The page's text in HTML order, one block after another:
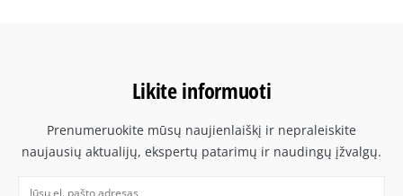
Likite informuoti
Prenumeruokite mūsų naujienlaiškį ir nepraleiskite
naujausių aktualijų, ekspertų patarimų ir naudingų įžvalgų.